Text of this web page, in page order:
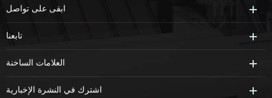
ابقى على تواصل
تابعنا
العلامات الساخنة
اشترك في النشرة الإخبارية